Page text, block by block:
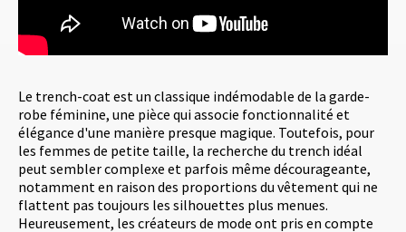
Le trench-coat est un classique indémodable de la garde-
robe féminine, une pièce qui associe fonctionnalité et
élégance d'une manière presque magique. Toutefois, pour
les femmes de petite taille, la recherche du trench idéal
peut sembler complexe et parfois même décourageante,
notamment en raison des proportions du vêtement qui ne
flattent pas toujours les silhouettes plus menues.
Heureusement, les créateurs de mode ont pris en compte